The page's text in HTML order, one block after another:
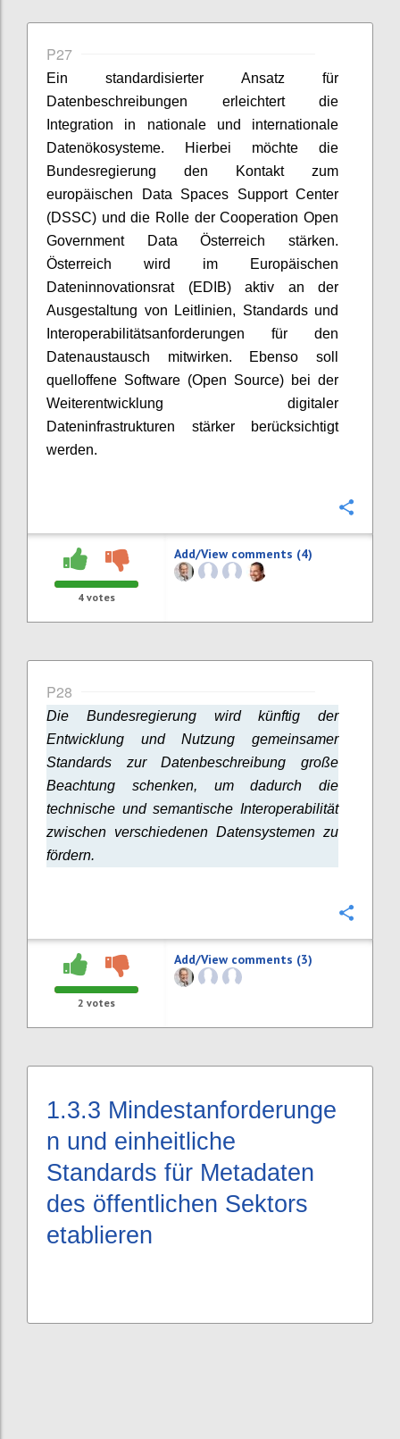
P27
Ein standardisierter Ansatz für
Datenbeschreibungen erleichtert die
Integration in nationale und internationale
Datenökosysteme. Hierbei möchte die
Bundesregierung den Kontakt zum
europäischen Data Spaces Support Center
(DSSC) und die Rolle der Cooperation Open
Government Data Österreich stärken.
Österreich wird im Europäischen
Dateninnovationsrat (EDIB) aktiv an der
Ausgestaltung von Leitlinien, Standards und
Interoperabilitätsanforderungen für den
Datenaustausch mitwirken. Ebenso soll
quelloffene Software (Open Source) bei der
Weiterentwicklung digitaler
Dateninfrastrukturen stärker berücksichtigt
werden.
4 votes
Add/View comments (4)
P28
Die Bundesregierung wird künftig der
Entwicklung und Nutzung gemeinsamer
Standards zur Datenbeschreibung große
Beachtung schenken, um dadurch die
technische und semantische Interoperabilität
zwischen verschiedenen Datensystemen zu
fördern.
2 votes
Add/View comments (3)
1.3.3 Mindestanforderunge
n und einheitliche
Standards für Metadaten
des öffentlichen Sektors
etablieren